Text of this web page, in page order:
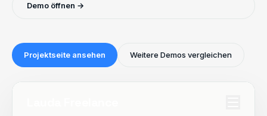
Demo öffnen →
Projektseite ansehen Weitere Demos vergleichen